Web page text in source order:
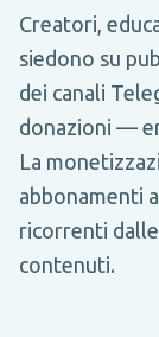
Creatori,
siedono su
dei canali
donazioni —
La
abbonamenti
ricorrenti
contenuti.